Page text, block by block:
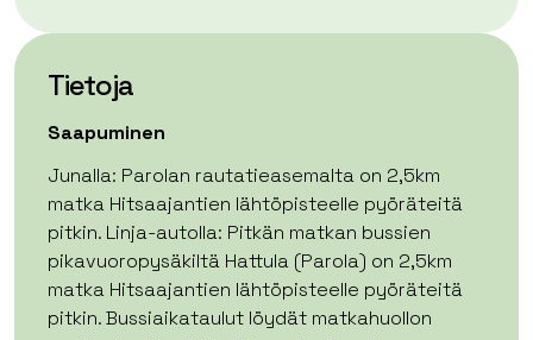
Tietoja
Saapuminen
Junalla: Parolan rautatieasemalta on 2,5km
matka Hitsaajantien lähtöpisteelle pyöräteitä
pitkin. Linja-autolla: Pitkän matkan bussien
pikavuoropysäkiltä Hattula (Parola) on 2,5km
matka Hitsaajantien lähtöpisteelle pyöräteitä
pitkin. Bussiaikataulut löydät matkahuollon